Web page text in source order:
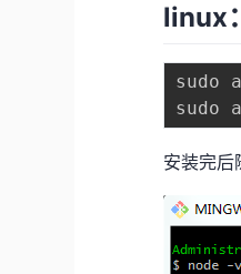
linux：
sudo
sudo
安装完后